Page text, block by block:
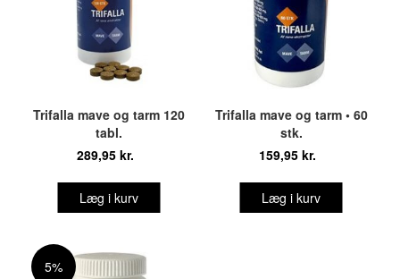
Trifalla mave og tarm 120
tabl.
289,95 kr.
Læg i kurv
Trifalla mave og tarm • 60
stk.
159,95 kr.
Læg i kurv
5%